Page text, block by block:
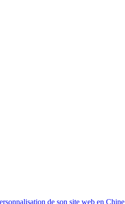
de son site web en Chine